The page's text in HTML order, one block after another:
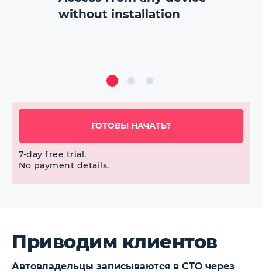
without installation
ГОТОВЫ НАЧАТЬ?
7-day free trial.
No payment details.
Приводим клиентов
Автовладельцы записываются в СТО через